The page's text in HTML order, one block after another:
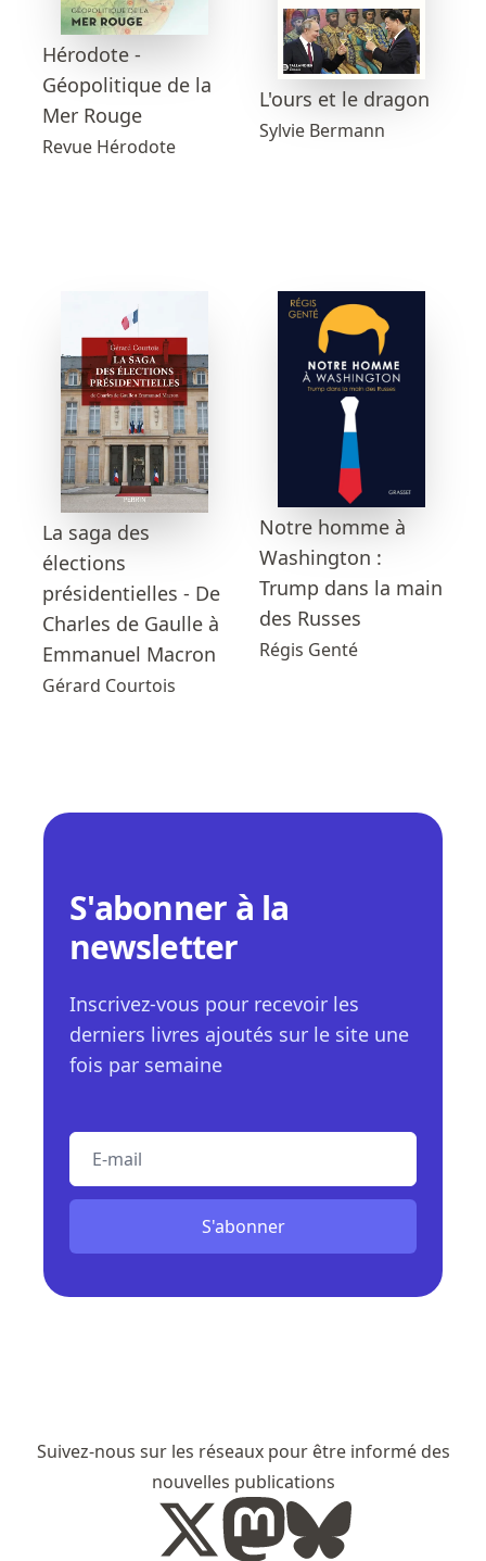
Hérodote -
Géopolitique de la
Mer Rouge
Revue Hérodote
L'ours et le dragon
Sylvie Bermann
La saga des
élections
présidentielles - De
Charles de Gaulle à
Emmanuel Macron
Gérard Courtois
Notre homme à
Washington :
Trump dans la main
des Russes
Régis Genté
S'abonner à la
newsletter
Inscrivez-vous pour recevoir les
derniers livres ajoutés sur le site une
fois par semaine
S'abonner
Suivez-nous sur les réseaux pour être informé des
nouvelles publications